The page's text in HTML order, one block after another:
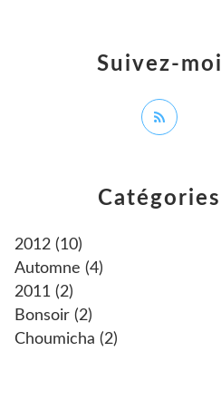
Catégories
2012 (10)
Automne (4)
2011 (2)
Bonsoir (2)
Choumicha (2)
Suivez-moi